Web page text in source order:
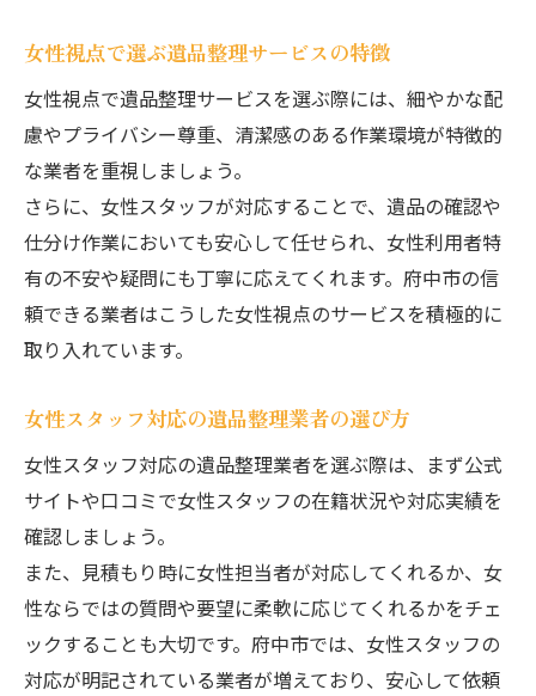
女性視点で選ぶ遺品整理サービスの特徴
女性視点で遺品整理サービスを選ぶ際には、細やかな配
慮やプライバシー尊重、清潔感のある作業環境が特徴的
な業者を重視しましょう。
さらに、女性スタッフが対応することで、遺品の確認や
仕分け作業においても安心して任せられ、女性利用者特
有の不安や疑問にも丁寧に応えてくれます。府中市の信
頼できる業者はこうした女性視点のサービスを積極的に
取り入れています。
女性スタッフ対応の遺品整理業者の選び方
女性スタッフ対応の遺品整理業者を選ぶ際は、まず公式
サイトや口コミで女性スタッフの在籍状況や対応実績を
確認しましょう。
また、見積もり時に女性担当者が対応してくれるか、女
性ならではの質問や要望に柔軟に応じてくれるかをチェ
ックすることも大切です。府中市では、女性スタッフの
対応が明記されている業者が増えており、安心して依頼